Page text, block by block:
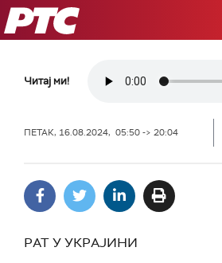
РТС
Читај ми!
ПЕТАК, 16.08.2024, 05:50 -> 20:04
РАТ У УКРАЈИНИ